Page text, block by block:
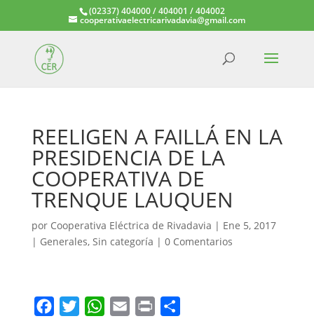
(02337) 404000 / 404001 / 404002
cooperativaelectricarivadavia@gmail.com
REELIGEN A FAILLÁ EN LA
PRESIDENCIA DE LA
COOPERATIVA DE
TRENQUE LAUQUEN
por Cooperativa Eléctrica de Rivadavia | Ene 5, 2017
| Generales, Sin categoría | 0 Comentarios
W